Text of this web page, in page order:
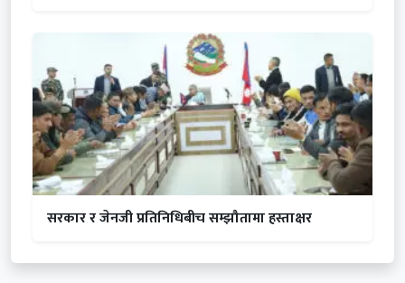
सरकार र जेनजी प्रतिनिधिबीच सम्झौतामा हस्ताक्षर